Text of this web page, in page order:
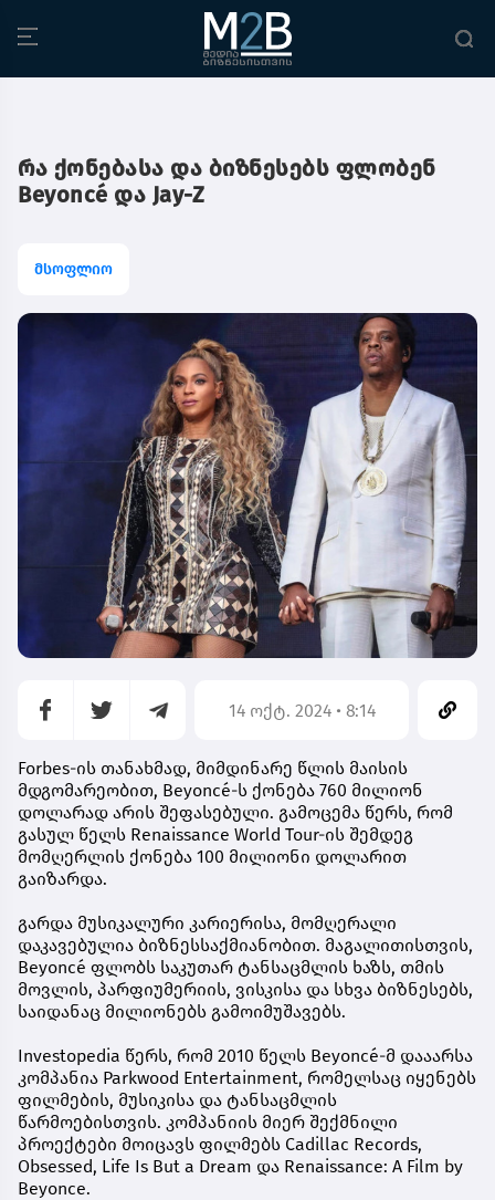
რა ქონებასა და ბიზნესებს ფლობენ
Beyoncé და Jay-Z
მსოფლიო
14 ოქტ. 2024 • 8:14
Forbes-ის თანახმად, მიმდინარე წლის მაისის
მდგომარეობით, Beyoncé-ს ქონება 760 მილიონ
დოლარად არის შეფასებული. გამოცემა წერს, რომ
გასულ წელს Renaissance World Tour-ის შემდეგ
მომღერლის ქონება 100 მილიონი დოლარით
გაიზარდა.
გარდა მუსიკალური კარიერისა, მომღერალი
დაკავებულია ბიზნესსაქმიანობით. მაგალითისთვის,
Beyoncé ფლობს საკუთარ ტანსაცმლის ხაზს, თმის
მოვლის, პარფიუმერიის, ვისკისა და სხვა ბიზნესებს,
საიდანაც მილიონებს გამოიმუშავებს.
Investopedia წერს, რომ 2010 წელს Beyoncé-მ დააარსა
კომპანია Parkwood Entertainment, რომელსაც იყენებს
ფილმების, მუსიკისა და ტანსაცმლის
წარმოებისთვის. კომპანიის მიერ შექმნილი
პროექტები მოიცავს ფილმებს Cadillac Records,
Obsessed, Life Is But a Dream და Renaissance: A Film by
Beyonce.